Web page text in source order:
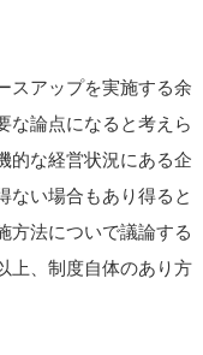
スアップを実施する余
な論点になると考えら
的な経営状況にある企
ない場合もあり得ると
方法についで議論する
上、制度自体のあり方